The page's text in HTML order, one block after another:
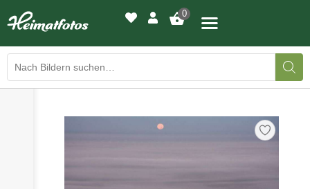
0
BILDERGALERIE
DRUCKQUALITÄTEN
LED-LEUCHTBILDER